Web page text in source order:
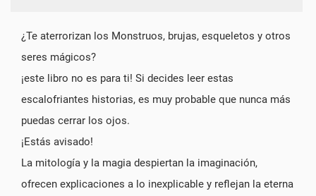
¿Te aterrorizan los Monstruos, brujas, esqueletos y otros
seres mágicos?
¡este libro no es para ti! Si decides leer estas
escalofriantes historias, es muy probable que nunca más
puedas cerrar los ojos.
¡Estás avisado!
La mitología y la magia despiertan la imaginación,
ofrecen explicaciones a lo inexplicable y reflejan la eterna